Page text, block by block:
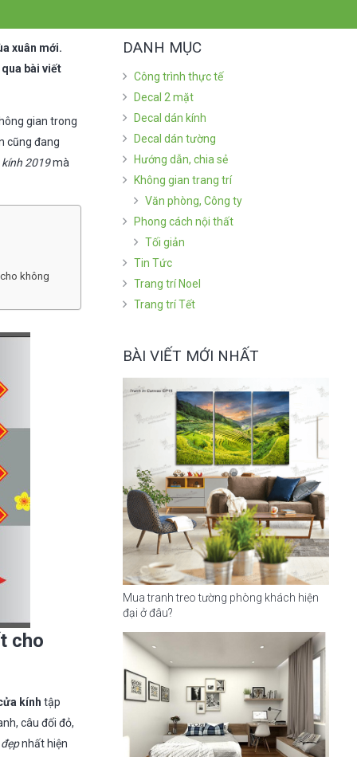
xuân mới.
bài viết
gian trong
cũng đang
2019mà
không
cho
kính tập
câu đối đỏ,
nhất hiện
DANH MỤC
Công trình thực tế
Decal 2 mặt
Decal dán kính
Decal dán tường
Hướng dẫn, chia sẻ
Không gian trang trí
Văn phòng, Công ty
Phong cách nội thất
Tối giản
Tin Tức
Trang trí Noel
Trang trí Tết
BÀI VIẾT MỚI NHẤT
Mua tranh treo tường phòng khách hiện
đại ở đâu?